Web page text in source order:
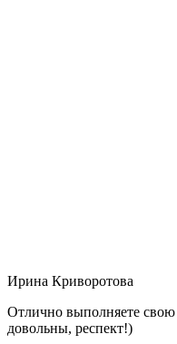
Ирина Криворотова
Отлично выполняете свою
довольны, респект!)